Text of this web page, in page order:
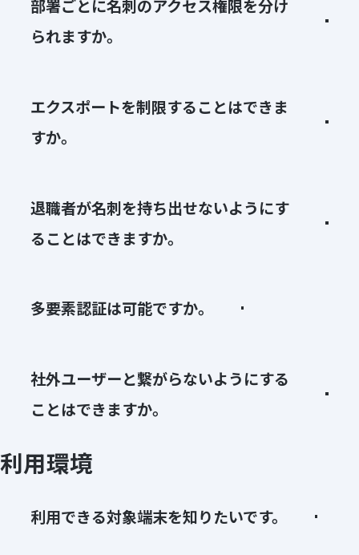
部署ごとに名刺のアクセス権限を分け
られますか。
エクスポートを制限することはできま
すか。
退職者が名刺を持ち出せないようにす
ることはできますか。
多要素認証は可能ですか。
社外ユーザーと繋がらないようにする
ことはできますか。
利用環境
利用できる対象端末を知りたいです。